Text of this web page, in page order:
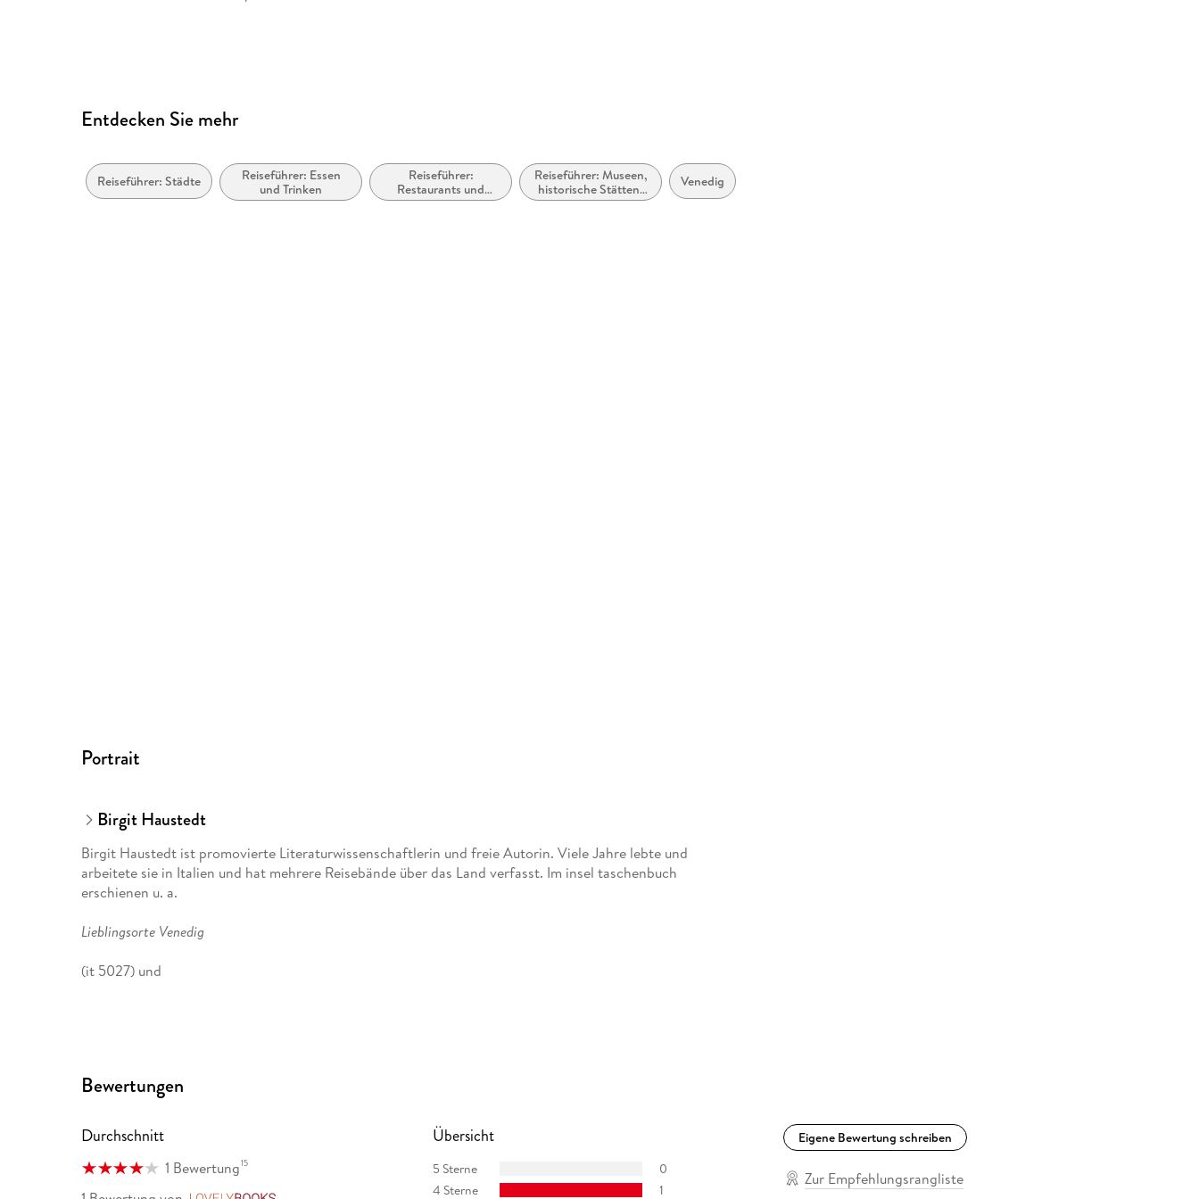
Entdecken Sie mehr
Reiseführer: Städte
Reiseführer: Essen
und Trinken
Reiseführer:
Restaurants und
Cafés
Reiseführer: Museen,
historische Stätten,
Galerien usw.
Venedig
Portrait
Birgit Haustedt
Birgit Haustedt ist promovierte Literaturwissenschaftlerin und freie Autorin. Viele Jahre lebte und
arbeitete sie in Italien und hat mehrere Reisebände über das Land verfasst. Im insel taschenbuch
erschienen u. a.
Lieblingsorte Venedig
(it 5027) und
Bewertungen
Durchschnitt
1 Bewertung15
Übersicht
5 Sterne
0
4 Sterne
1
Eigene Bewertung schreiben
Zur Empfehlungsrangliste